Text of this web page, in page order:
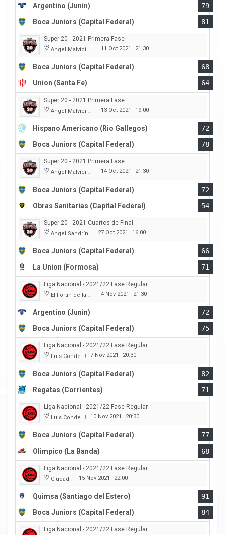
Argentino (Junin)
79
Boca Juniors (Capital Federal)
81
Super 20 - 2021 Primera Fase
Angel Malvicino | 11 Oct 2021 21:30
Boca Juniors (Capital Federal)
68
Union (Santa Fe)
64
Super 20 - 2021 Primera Fase
Angel Malvicino | 13 Oct 2021 19:00
Hispano Americano (Rio Gallegos)
72
Boca Juniors (Capital Federal)
78
Super 20 - 2021 Primera Fase
Angel Malvicino | 14 Oct 2021 21:30
Boca Juniors (Capital Federal)
72
Obras Sanitarias (Capital Federal)
54
Super 20 - 2021 Cuartos de Final
Angel Sandrín | 27 Oct 2021 16:00
Boca Juniors (Capital Federal)
66
La Union (Formosa)
71
Liga Nacional - 2021/22 Fase Regular
El Fortin de las Morochas | 4 Nov 2021 21:30
Argentino (Junin)
72
Boca Juniors (Capital Federal)
75
Liga Nacional - 2021/22 Fase Regular
Luis Conde | 7 Nov 2021 20:30
Boca Juniors (Capital Federal)
82
Regatas (Corrientes)
71
Liga Nacional - 2021/22 Fase Regular
Luis Conde | 10 Nov 2021 20:30
Boca Juniors (Capital Federal)
77
Olimpico (La Banda)
68
Liga Nacional - 2021/22 Fase Regular
Ciudad | 15 Nov 2021 22:00
Quimsa (Santiago del Estero)
91
Boca Juniors (Capital Federal)
84
Liga Nacional - 2021/22 Fase Regular